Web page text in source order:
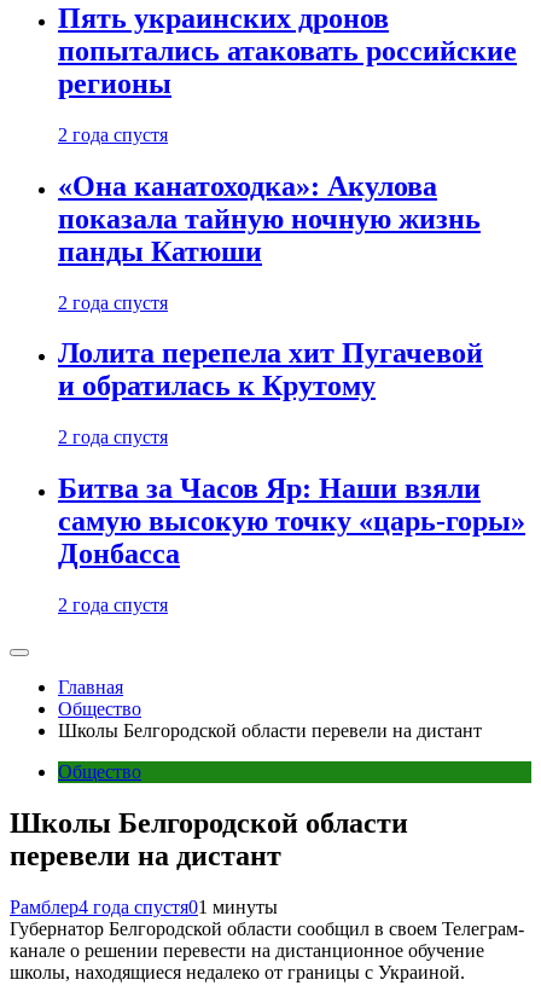
Пять украинских дронов
попытались атаковать российские
регионы
2 года спустя
«Она канатоходка»: Акулова
показала тайную ночную жизнь
панды Катюши
2 года спустя
Лолита перепела хит Пугачевой
и обратилась к Крутому
2 года спустя
Битва за Часов Яр: Наши взяли
самую высокую точку «царь-горы»
Донбасса
2 года спустя
Главная
Общество
Школы Белгородской области перевели на дистант
Общество
Школы Белгородской области
перевели на дистант
Рамблер4 года спустя01 минуты
Губернатор Белгородской области сообщил в своем Телеграм-
канале о решении перевести на дистанционное обучение
школы, находящиеся недалеко от границы с Украиной.